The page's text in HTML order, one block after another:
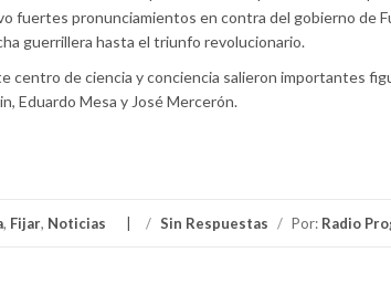
fuertes pronunciamientos en contra del gobierno de
guerrillera hasta el triunfo revolucionario.
centro de ciencia y conciencia salieron importantes
Eduardo Mesa y José Mercerón.
, Fijar, Noticias / Sin Respuestas / Por: Radio